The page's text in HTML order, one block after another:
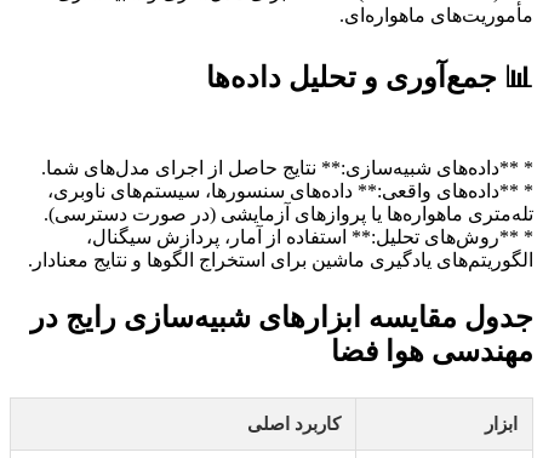
مأموریت‌های ماهواره‌ای.
📊 جمع‌آوری و تحلیل داده‌ها
* **داده‌های شبیه‌سازی:** نتایج حاصل از اجرای مدل‌های شما.
* **داده‌های واقعی:** داده‌های سنسورها، سیستم‌های ناوبری،
تله‌متری ماهواره‌ها یا پروازهای آزمایشی (در صورت دسترسی).
* **روش‌های تحلیل:** استفاده از آمار، پردازش سیگنال،
الگوریتم‌های یادگیری ماشین برای استخراج الگوها و نتایج معنادار.
جدول مقایسه ابزارهای شبیه‌سازی رایج در
مهندسی هوا فضا
ابزار کاربرد اصلی